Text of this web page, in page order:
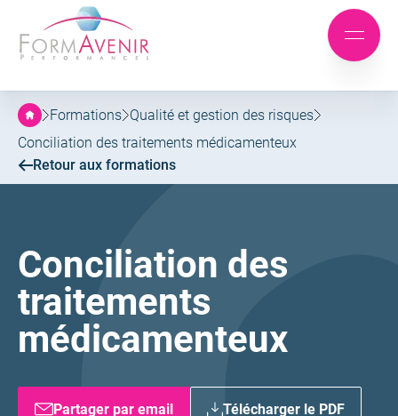
Aller
au
menu
Aller
au
contenu
Formavenir
Performances
Mobile
menu
Formations Qualité et gestion des risques
Conciliation des traitements médicamenteux
Retour aux formations
Conciliation des
traitements
médicamenteux
Partager par email Télécharger le PDF